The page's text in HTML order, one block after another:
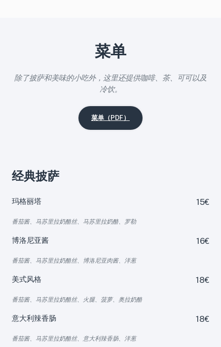
菜单
除了披萨和美味的小吃外，这里还提供咖啡、茶、可可以及
冷饮。
菜单（PDF）
经典披萨
玛格丽塔
番茄酱、马苏里拉奶酪丝、马苏里拉奶酪、罗勒
15€
博洛尼亚酱
番茄酱、马苏里拉奶酪丝、博洛尼亚肉酱、洋葱
16€
美式风格
番茄酱、马苏里拉奶酪丝、火腿、菠萝、奥拉奶酪
18€
意大利辣香肠
番茄酱、马苏里拉奶酪丝、意大利辣香肠、洋葱
18€